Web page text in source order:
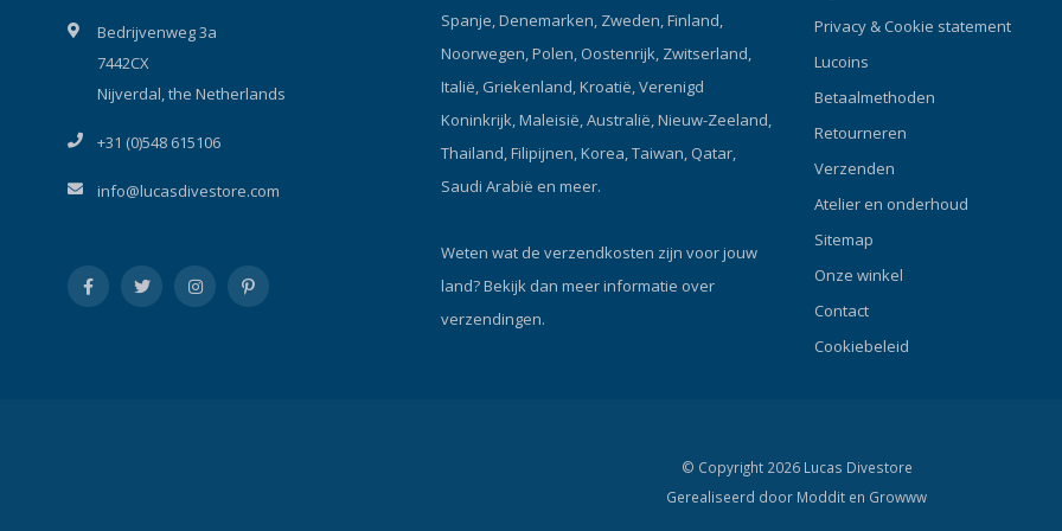
AVATAR No.901 is gemaakt van moderne
afwerking aan de binnenkant met een
gewicht van 450 g/m2 geproduceerd uit
100% gerecyclede plastic flessen. Door dit
product te kopen, draagt ​​u bij aan de
belangrijk is voor onze duikgemeenschap!
SHERPA-fleece gemaakt van 100%
g/m² gewicht: ca. 0,7 kg. Geschat comfort
van duiken bij een watertemperatuur van
Gelamineerde manchetten met elastische
mouwen omhoog komen. Breed rubber
Bedrijvenweg 3a
7442CX
Nijverdal, the Netherlands
+31 (0)548 615106
info@lucasdivestore.com
Spanje, Denemarken, Zweden, Finland,
Noorwegen, Polen, Oostenrijk, Zwitserland,
Italië, Griekenland, Kroatië, Verenigd
Koninkrijk, Maleisië, Australië, Nieuw-Zeeland,
Thailand, Filipijnen, Korea, Taiwan, Qatar,
Saudi Arabië en meer.
Weten wat de verzendkosten zijn voor jouw
land?Bekijk dan meer informatie over
verzendingen.
Privacy & Cookie statement
Lucoins
Betaalmethoden
Retourneren
Verzenden
Atelier en onderhoud
Sitemap
Onze winkel
Contact
Cookiebeleid
© Copyright 2026 Lucas Divestore
Gerealiseerd door Moddit en Growww